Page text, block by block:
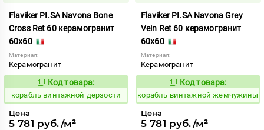
Flaviker PI.SA Navona Bone
Cross Ret 60 керамогранит
60x60
Материал:
Керамогранит
767520
Код товара:
корабль винтажной дерзости
Цена
5 781 руб./м²
Flaviker PI.SA Navona Grey
Vein Ret 60 керамогранит
60x60
Материал:
Керамогранит
767526
Код товара:
корабль винтажной жемчужины
Цена
5 781 руб./м²